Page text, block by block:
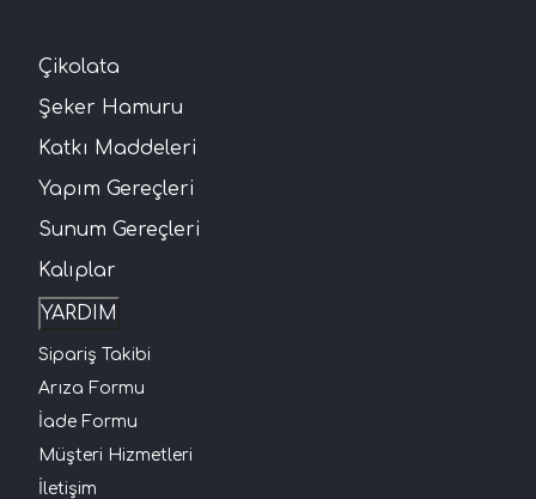
Çikolata
Şeker Hamuru
Katkı Maddeleri
Yapım Gereçleri
Sunum Gereçleri
Kalıplar
YARDIM
Sipariş Takibi
Arıza Formu
İade Formu
Müşteri Hizmetleri
İletişim